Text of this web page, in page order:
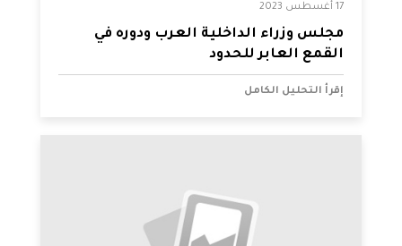
17 أغسطس 2023
مجلس وزراء الداخلية العرب ودوره في
القمع العابر للحدود
إقرأ التحليل الكامل